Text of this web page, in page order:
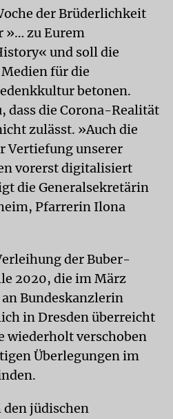
der Brüderlichkeit
»… zu Eurem
und soll die
für die
betonen.
dass die Corona-Realität
zulässt. »Auch die
Vertiefung unserer
vorerst digitalisiert
die Generalsekretärin
Pfarrerin Ilona
der Buber-
2020, die im März
Bundeskanzlerin
in Dresden überreicht
wiederholt verschoben
Überlegungen im
den jüdischen